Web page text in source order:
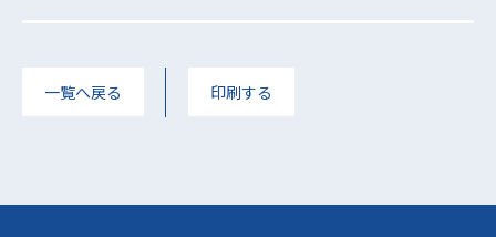
一覧へ戻る 印刷する